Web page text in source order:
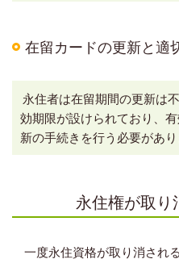
在留カードの更新と適
永住者は在留期間の更新は
効期限が設けられており、
新の手続きを行う必要があり
永住権が取り
一度永住資格が取り消され